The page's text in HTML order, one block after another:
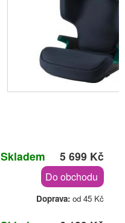
Skladem 5 699 Kč
Do obchodu
Doprava: od 45 Kč